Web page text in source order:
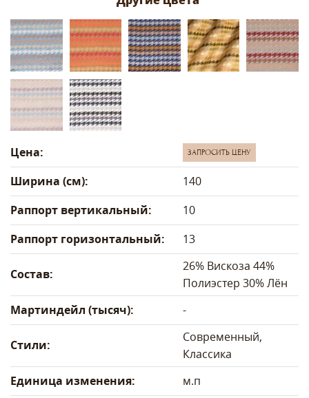
Цена: ЗАПРОСИТЬ ЦЕНУ
Ширина (см):
140
Раппорт вертикальный:
10
Раппорт горизонтальный:
13
Состав:
26% Вискоза 44%
Полиэстер 30% Лён
Мартиндейл (тысяч):
-
Стили:
Современный,
Классика
Единица изменения:
м.п